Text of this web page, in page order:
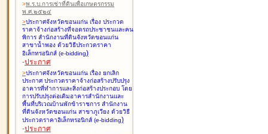
>พ.ร.บ.การเช่าที่ดินเพื่อเกษตรกรรม
พ.ศ.๒๕๒๔
>ประกาศจังหวัดขอนแก่น เรื่อง ประกวด
ราคาจ้างก่อสร้างที่จอดรถประชาชนและคน
พิการ สำนักงานที่ดินจังหวัดขอนแก่น
สาขาน้ำพอง ด้วยวิธีประกวดราคา
อิเล็กทรอนิกส์ (e-bidding)
-ประกาศ
>ประกาศจังหวัดขอนแก่น เรื่อง ยกเลิก
ประกาศ ประกวดราคาจ้างก่อสร้างปรับปรุง
อาคารที่ทำการและสิ่งก่อสร้างประกอบ โดย
การปรับปรุงต่อเติมอาคารสำนักงานและ
พื้นที่บริเวณบ้านพักข้าราชการ สำนักงาน
ที่ดินจังหวัดขอนแก่น สาขาภูเวียง ด้วยวิธี
ประกวดราคาอิเล็กทรอนิกส์ (e-bidding)
-ประกาศ